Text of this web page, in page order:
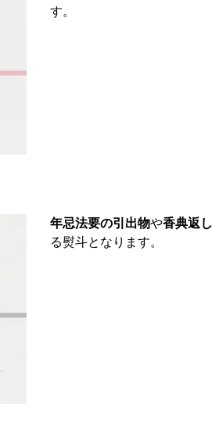
す。
年忌法要の引出物や香典返し
る熨斗となります。